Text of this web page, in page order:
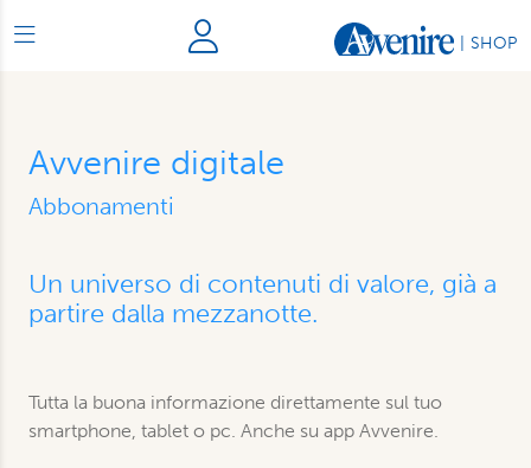
SHOP
Avvenire digitale
Abbonamenti
Un universo di contenuti di valore, già a
partire dalla mezzanotte.
Tutta la buona informazione direttamente sul tuo
smartphone, tablet o pc. Anche su app Avvenire.